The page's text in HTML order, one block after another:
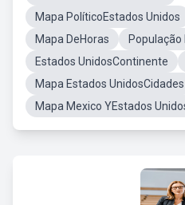
Mapa PolíticoEstados Unidos
Mapa DeHoras
População
Estados UnidosContinente
Mapa Estados UnidosCidades
Mapa Mexico YEstados